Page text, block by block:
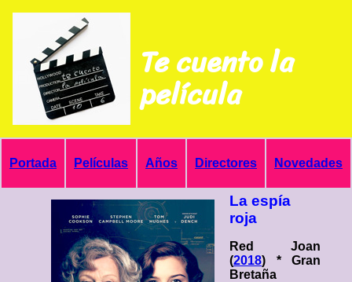
Te cuento la
película
Portada Películas Años Directores Novedades
La espía
roja
Red Joan
(2018) * Gran
Bretaña